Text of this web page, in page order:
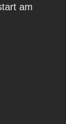
am